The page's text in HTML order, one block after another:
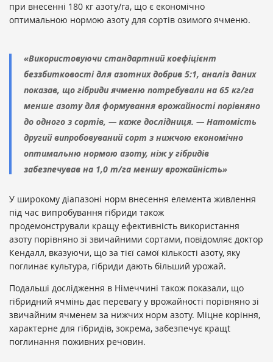
при внесенні 180 кг азоту/га, що є економічно
оптимальною нормою азоту для сортів озимого ячменю.
«Використовуючи стандартний коефіцієнт
беззбитковості для азотних добрив 5:1, аналіз даних
показав, що гібриди ячменю потребували на 65 кг/га
менше азоту для формування врожайності порівняно
до одного з сортів, — каже дослідниця. — Натомість
другий випробовуваний сорт з нижчою економічно
оптимальню нормою азоту, ніж у гібридів
забезпечував на 1,0 т/га меншу врожайність»
У широкому діапазоні норм внесення елемента живлення
під час випробування гібриди також
продемонстрували кращу ефективність використання
азоту порівняно зі звичайними сортами, повідомляє доктор
Кендалл, вказуючи, що за тієї самої кількості азоту, яку
поглинає культура, гібриди дають більший урожай.
Подальші дослідження в Німеччині також показали, що
гібридний ячмінь дає перевагу у врожайності порівняно зі
звичайним ячменем за нижчих норм азоту. Міцне коріння,
характерне для гібридів, зокрема, забезпечує кращt
поглинання поживних речовин.